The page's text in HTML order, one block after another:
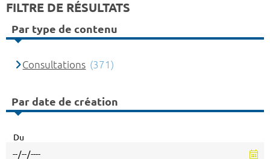
FILTRE DE RÉSULTATS
Par type de contenu
Consultations (371)
Par date de création
Du